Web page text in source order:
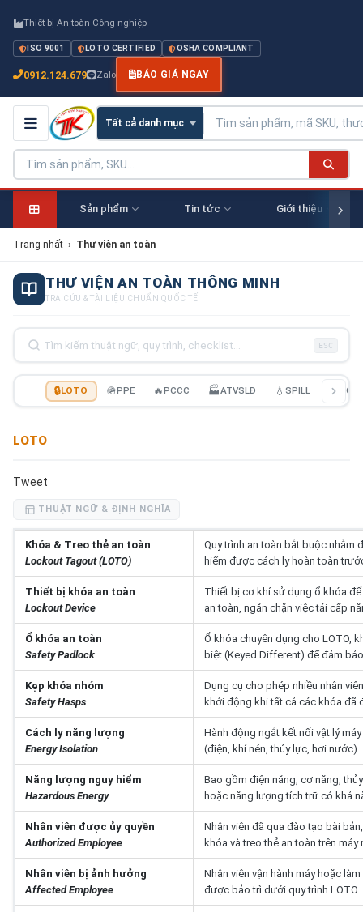
Thiết bị An toàn Công nghiệp
ISO 9001 LOTO CERTIFIED OSHA COMPLIANT
0912.124.679 Zalo BÁO GIÁ NGAY
Sản phẩm Tin tức Giới thiệu
Trang nhất › Thư viên an toàn
THƯ VIỆN AN TOÀN THÔNG MINH
TRA CỨU & TÀI LIỆU CHUẨN QUỐC TẾ
ESC
🔒LOTO 🪖PPE 🔥PCCC 🏭ATVSLĐ 💧 SPILL 📄
LOTO
Tweet
THUẬT NGỮ & ĐỊNH NGHĨA
Khóa & Treo thẻ an toàn
Lockout Tagout (LOTO)
Quy trình an toàn bắt buộc nhằm
hiểm được cách ly hoàn toàn
Thiết bị khóa an toàn
Lockout Device
Thiết bị cơ khí sử dụng ổ khóa
an toàn, ngăn chặn việc tái cấp
Ổ khóa an toàn
Safety Padlock
Ổ khóa chuyên dụng cho LOTO,
biệt (Keyed Different) để đảm
Kẹp khóa nhóm
Safety Hasps
Dụng cụ cho phép nhiều nhân
khởi động khi tất cả các khóa đã
Cách ly năng lượng
Energy Isolation
Hành động ngắt kết nối vật lý
(điện, khí nén, thủy lực, hơi nước).
Năng lượng nguy hiểm
Hazardous Energy
Bao gồm điện năng, cơ năng,
hoặc năng lượng tích trữ có khả
Nhân viên được ủy quyền
Authorized Employee
Nhân viên đã qua đào tạo bài
khóa và treo thẻ an toàn trên máy
Nhân viên bị ảnh hưởng
Affected Employee
Nhân viên vận hành máy hoặc
được bảo trì dưới quy trình LOTO.